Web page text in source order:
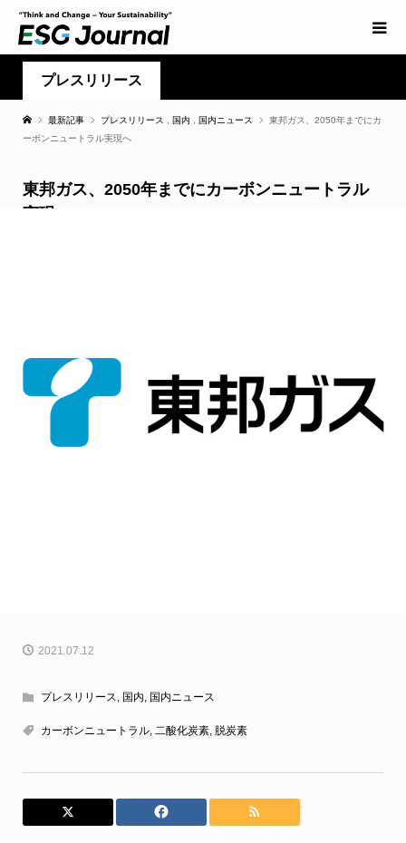
プレスリリース
最新記事 プレスリリース 国内 国内ニュース
東邦ガス、2050年までにカ
ーボンニュートラル実現へ
東邦ガス、2050年までにカーボンニュートラル
実現へ
2021.07.12
プレスリリース, 国内, 国内ニュース
カーボンニュートラル, 二酸化炭素, 脱炭素